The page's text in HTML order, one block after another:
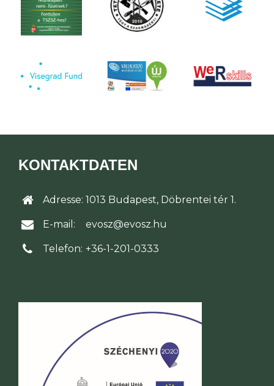
KONTAKTDATEN
Adresse: 1013 Budapest, Döbrentei tér 1.
E-mail: evosz@evosz.hu
Telefon: +36-1-201-0333